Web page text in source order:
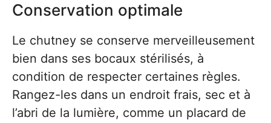
Conservation optimale
Le chutney se conserve merveilleusement
bien dans ses bocaux stérilisés, à
condition de respecter certaines règles.
Rangez-les dans un endroit frais, sec et à
l’abri de la lumière, comme un placard de